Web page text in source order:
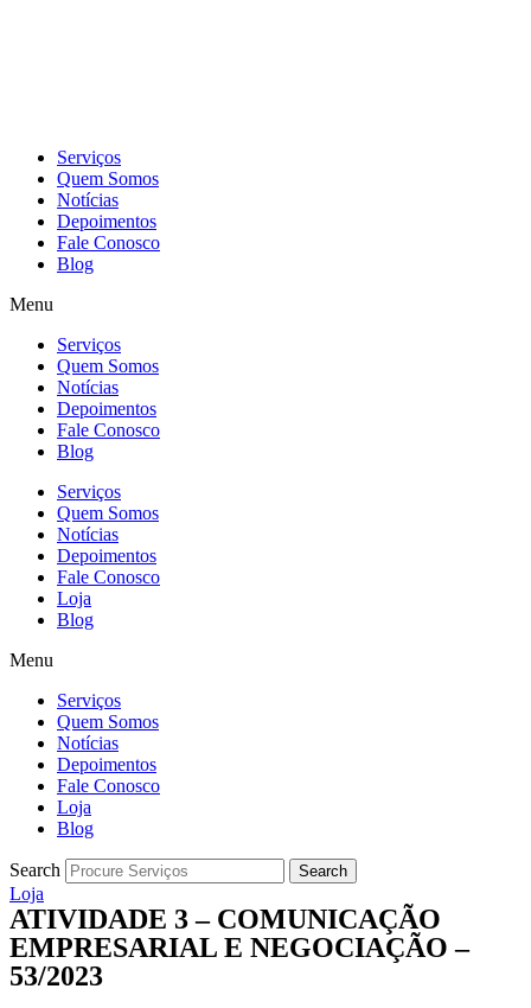
Serviços
Quem Somos
Notícias
Depoimentos
Fale Conosco
Blog
Menu
Serviços
Quem Somos
Notícias
Depoimentos
Fale Conosco
Blog
Serviços
Quem Somos
Notícias
Depoimentos
Fale Conosco
Loja
Blog
Menu
Serviços
Quem Somos
Notícias
Depoimentos
Fale Conosco
Loja
Blog
Search Search
Loja
ATIVIDADE 3 – COMUNICAÇÃO
EMPRESARIAL E NEGOCIAÇÃO –
53/2023